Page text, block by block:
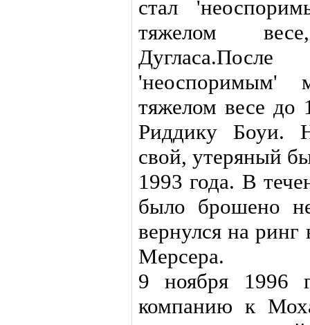
стал
тяжелом
'неоспоримым'
тяжелом весе до
Риддику Боуи.
свой, утеряный
1993 года. В
было брошено
вернулся на
Мерсера.
9 ноября 1996
компанию к